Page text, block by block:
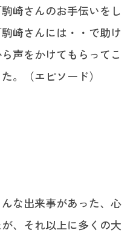
崎さんのお手伝いをし
崎さんには・・で助け
声をかけてもらってこ
。（エピソード）
な出来事があった、心
、それ以上に多くの大